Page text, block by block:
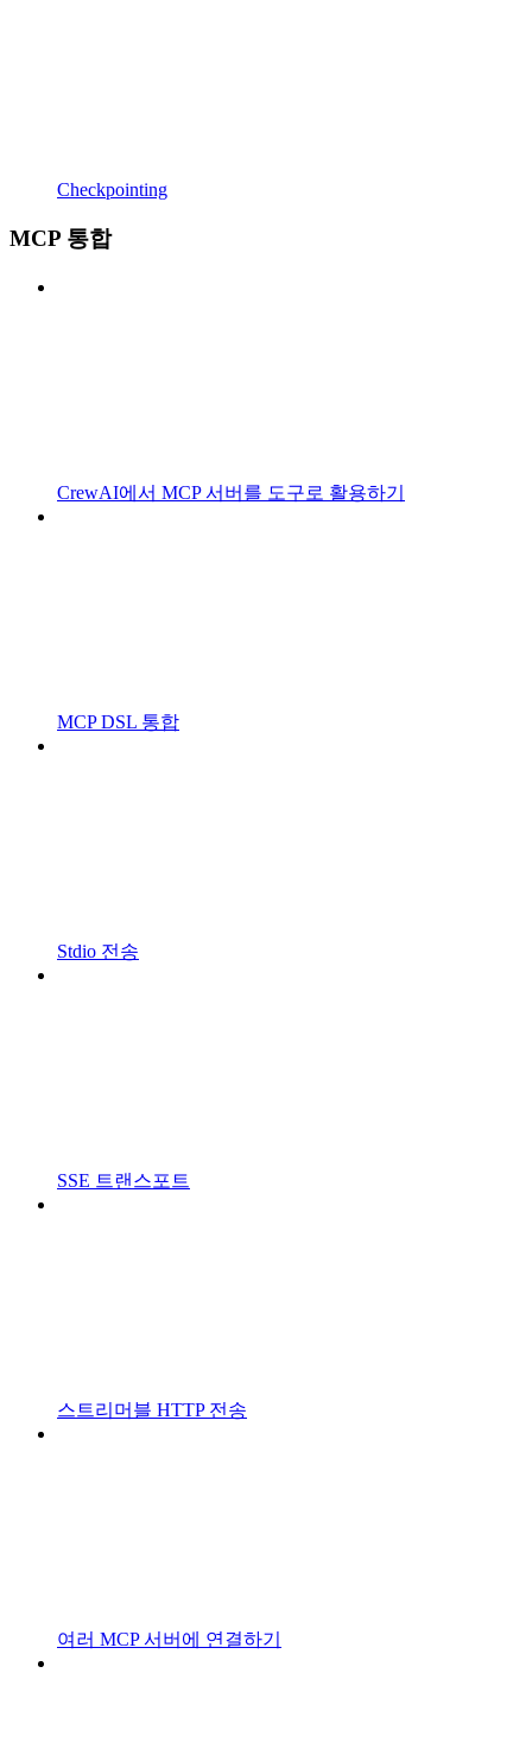
Checkpointing
MCP 통합
CrewAI에서 MCP 서버를 도구로 활용하기
MCP DSL 통합
Stdio 전송
SSE 트랜스포트
스트리머블 HTTP 전송
여러 MCP 서버에 연결하기